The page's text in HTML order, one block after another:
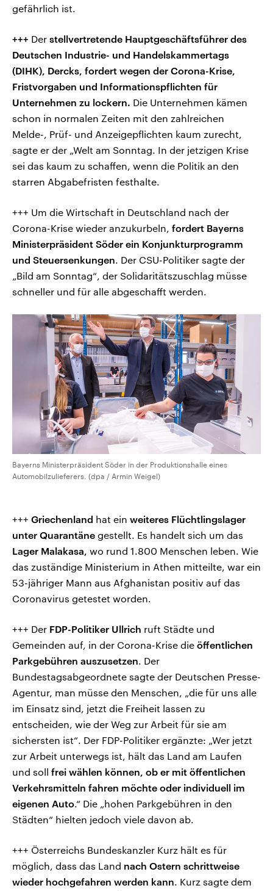
gefährlich ist.
+++ Der stellvertretende Hauptgeschäftsführer des
Deutschen Industrie- und Handelskammertags
(DIHK), Dercks, fordert wegen der Corona-Krise,
Fristvorgaben und Informationspflichten für
Unternehmen zu lockern. Die Unternehmen kämen
schon in normalen Zeiten mit den zahlreichen
Melde-, Prüf- und Anzeigepflichten kaum zurecht,
sagte er der „Welt am Sonntag. In der jetzigen Krise
sei das kaum zu schaffen, wenn die Politik an den
starren Abgabefristen festhalte.
+++ Um die Wirtschaft in Deutschland nach der
Corona-Krise wieder anzukurbeln, fordert Bayerns
Ministerpräsident Söder ein Konjunkturprogramm
und Steuersenkungen. Der CSU-Politiker sagte der
„Bild am Sonntag“, der Solidaritätszuschlag müsse
schneller und für alle abgeschafft werden.
Bayerns Ministerpräsident Söder in der Produktionshalle eines
Automobilzulieferers. (dpa / Armin Weigel)
+++ Griechenland hat ein weiteres Flüchtlingslager
unter Quarantäne gestellt. Es handelt sich um das
Lager Malakasa, wo rund 1.800 Menschen leben. Wie
das zuständige Ministerium in Athen mitteilte, war ein
53-jähriger Mann aus Afghanistan positiv auf das
Coronavirus getestet worden.
+++ Der FDP-Politiker Ullrich ruft Städte und
Gemeinden auf, in der Corona-Krise die öffentlichen
Parkgebühren auszusetzen. Der
Bundestagsabgeordnete sagte der Deutschen Presse-
Agentur, man müsse den Menschen, „die für uns alle
im Einsatz sind, jetzt die Freiheit lassen zu
entscheiden, wie der Weg zur Arbeit für sie am
sichersten ist“. Der FDP-Politiker ergänzte: „Wer jetzt
zur Arbeit unterwegs ist, hält das Land am Laufen
und soll frei wählen können, ob er mit öffentlichen
Verkehrsmitteln fahren möchte oder individuell im
eigenen Auto.“ Die „hohen Parkgebühren in den
Städten“ hielten jedoch viele davon ab.
+++ Österreichs Bundeskanzler Kurz hält es für
möglich, dass das Land nach Ostern schrittweise
wieder hochgefahren werden kann. Kurz sagte dem